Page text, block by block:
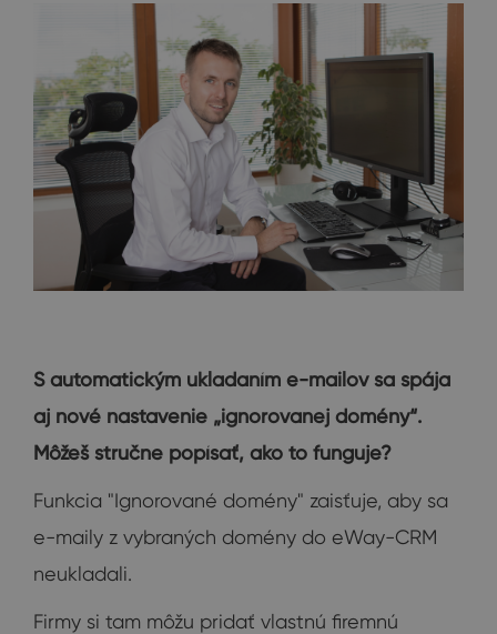
S automatickým ukladaním e-mailov sa spája
aj nové nastavenie „ignorovanej domény“.
Môžeš stručne popísať, ako to funguje?
Funkcia "Ignorované domény" zaisťuje, aby sa
e-maily z vybraných domény do eWay-CRM
neukladali.
Firmy si tam môžu pridať vlastnú firemnú